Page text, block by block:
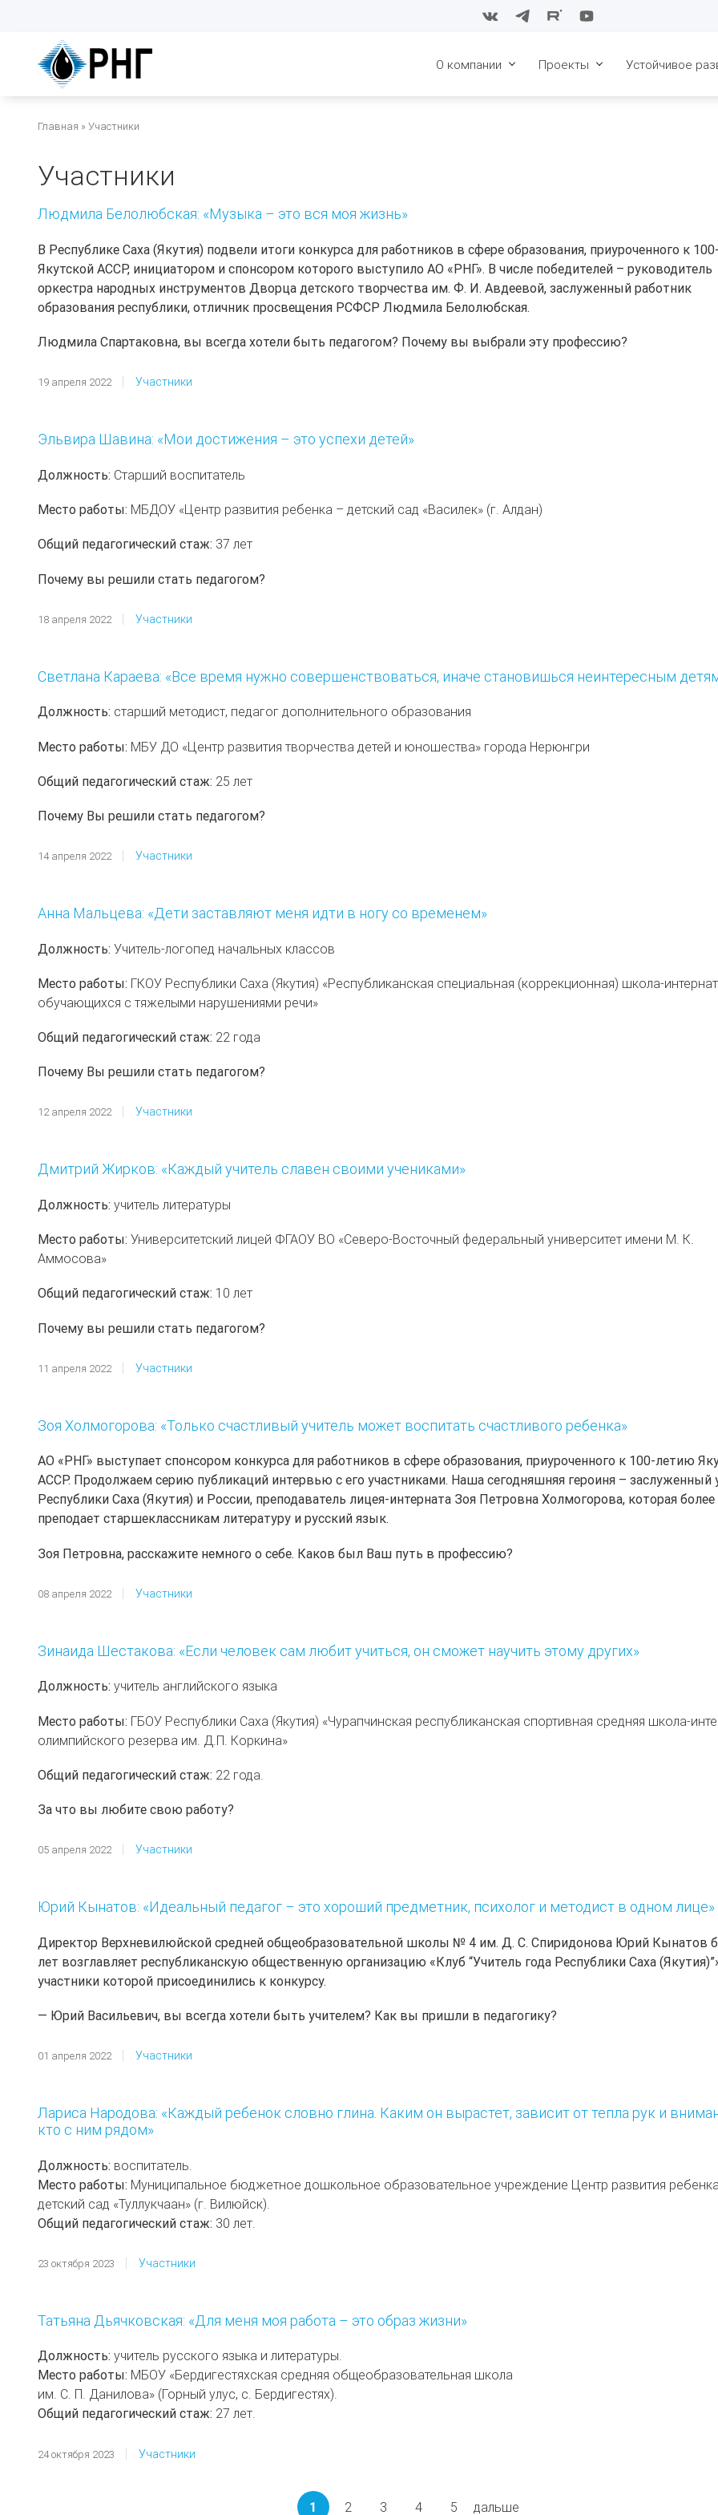
основному
содержанию
О компании
Охрана труда и
промышленная
безопасность
Проекты Устойчивое
Конкурс в
образования.
Конкурс в
образования
Строка
навигации
Главная Участники
Участники
Людмила Белолюбская: «Музыка – это вся моя жизнь»
В Республике Саха (Якутия) подвели итоги конкурса для работников в сфере образования, приуроченного к
Якутской АССР, инициатором и спонсором которого выступило АО «РНГ». В числе победителей – руководитель
оркестра народных инструментов Дворца детского творчества им. Ф. И. Авдеевой, заслуженный работник
образования республики, отличник просвещения РСФСР Людмила Белолюбская.
Людмила Спартаковна, вы всегда хотели быть педагогом? Почему вы выбрали эту профессию?
19 апреля 2022 Участники
Эльвира Шавина: «Мои достижения – это успехи детей»
Должность: Старший воспитатель
Место работы: МБДОУ «Центр развития ребенка – детский сад «Василек» (г. Алдан)
Общий педагогический стаж: 37 лет
Почему вы решили стать педагогом?
18 апреля 2022 Участники
Светлана Караева: «Все время нужно совершенствоваться, иначе становишься неинтересным
Должность: старший методист, педагог дополнительного образования
Место работы: МБУ ДО «Центр развития творчества детей и юношества» города Нерюнгри
Общий педагогический стаж: 25 лет
Почему Вы решили стать педагогом?
14 апреля 2022 Участники
Анна Мальцева: «Дети заставляют меня идти в ногу со временем»
Должность: Учитель-логопед начальных классов
Место работы: ГКОУ Республики Саха (Якутия) «Республиканская специальная (коррекционная) школа-
обучающихся с тяжелыми нарушениями речи»
Общий педагогический стаж: 22 года
Почему Вы решили стать педагогом?
12 апреля 2022 Участники
Дмитрий Жирков: «Каждый учитель славен своими учениками»
Должность: учитель литературы
Место работы: Университетский лицей ФГАОУ ВО «Северо-Восточный федеральный университет имени М. К.
Аммосова»
Общий педагогический стаж: 10 лет
Почему вы решили стать педагогом?
11 апреля 2022 Участники
Зоя Холмогорова: «Только счастливый учитель может воспитать счастливого ребенка»
АО «РНГ» выступает спонсором конкурса для работников в сфере образования, приуроченного к 100-летию
АССР. Продолжаем серию публикаций интервью с его участниками. Наша сегодняшняя героиня – заслуженный
Республики Саха (Якутия) и России, преподаватель лицея-интерната Зоя Петровна Холмогорова, которая более
преподает старшеклассникам литературу и русский язык.
Зоя Петровна, расскажите немного о себе. Каков был Ваш путь в профессию?
08 апреля 2022 Участники
Зинаида Шестакова: «Если человек сам любит учиться, он сможет научить этому других»
Должность: учитель английского языка
Место работы: ГБОУ Республики Саха (Якутия) «Чурапчинская республиканская спортивная средняя школа-
олимпийского резерва им. Д.П. Коркина»
Общий педагогический стаж: 22 года.
За что вы любите свою работу?
05 апреля 2022 Участники
Юрий Кынатов: «Идеальный педагог – это хороший предметник, психолог и методист в одном лице»
Директор Верхневилюйской средней общеобразовательной школы № 4 им. Д. С. Спиридонова Юрий Кынатов
лет возглавляет республиканскую общественную организацию «Клуб “Учитель года Республики Саха
участники которой присоединились к конкурсу.
— Юрий Васильевич, вы всегда хотели быть учителем? Как вы пришли в педагогику?
01 апреля 2022 Участники
Лариса Народова: «Каждый ребенок словно глина. Каким он вырастет, зависит от тепла рук и
кто с ним рядом»
Должность: воспитатель.
Место работы: Муниципальное бюджетное дошкольное образовательное учреждение Центр развития
детский сад «Туллукчаан» (г. Вилюйск).
Общий педагогический стаж: 30 лет.
23 октября 2023 Участники
Татьяна Дьячковская: «Для меня моя работа – это образ жизни»
Должность: учитель русского языка и литературы.
Место работы: МБОУ «Бердигестяхская средняя общеобразовательная школа
им. С. П. Данилова» (Горный улус, с. Бердигестях).
Общий педагогический стаж: 27 лет.
24 октября 2023 Участники
Текущая страница
1 Page
2 Page
3 Page
4 Page
5 Последняя страница
дальше